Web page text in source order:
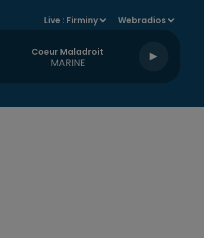
Live : Firminy Webradios
Coeur Maladroit
MARINE